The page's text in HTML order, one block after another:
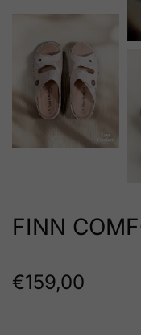
FINN
€159,00